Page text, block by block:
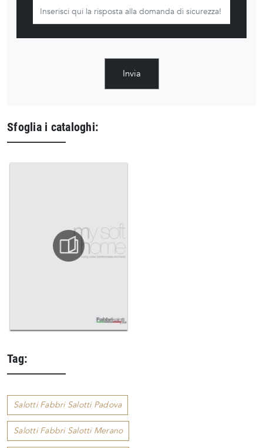
Invia
Sfoglia i cataloghi:
Tag:
Salotti Fabbri Salotti Padova
Salotti Fabbri Salotti Merano